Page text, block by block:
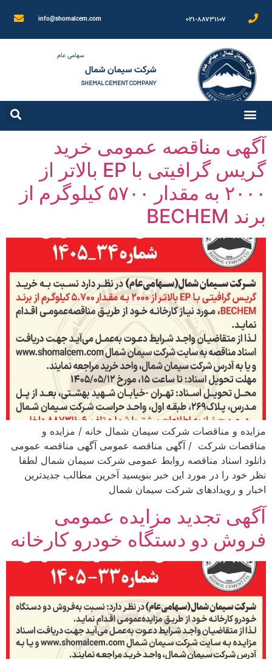
۰۲۱-۸۸۷۳۱۱۰۷ info@shomalcem.com
سهامی عام
شرکت سیمان شمال
SHEMAL CEMENT COMPANY
آگهی مناقصه عمومی خرید
گریس گرافیتی با EP بالاتر از
۲۰۰۰ به مقدار ۵۷۰۰ کیلوگرم از
برند BECHEM
مزایده و مناقصات شرکت سیمان شمال خانه / مزایده و
مناقصات شرکت / آگهی مناقصه عمومی آگهی مناقصه عمومی
دانلود اسناد مناقصه روابط عمومی شرکت سیمان شمال لطفا
نظر خود را در مورد این خبر بنویسید آخرین مطالب جدیدترین
اخبار و رویدادهای شرکت سیمان شمال
آگهی تجدید مزایده عمومی
فروش دو دستگاه خودرو کارخانه